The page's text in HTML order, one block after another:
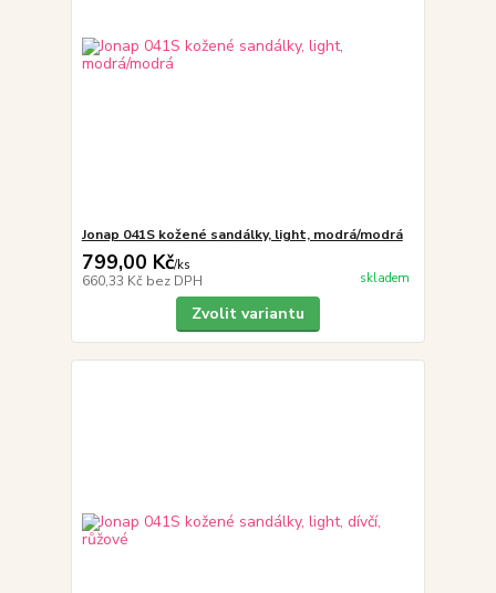
Jonap 041S kožené sandálky, light, modrá/modrá
799,00 Kč/ks
660,33 Kč bez DPH skladem
Zvolit variantu